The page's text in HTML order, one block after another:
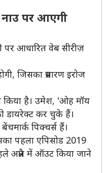
पर आएगी
पर आधारित वेब सीरीज़
जिसका प्रसारण इरोज
किया है। उमेश, 'ओह मॉय
डायरेक्ट कर चुके हैं।
पिक्चर्स हैं।
पहला एपिसोड 2019
में ऑउट किया जाने